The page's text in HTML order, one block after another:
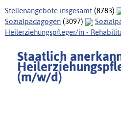
Stellenangebote insgesamt (8783)
Sozialpädagogen (3097)
Heilerziehungspfleger/in -
Staatlich
(m/w/d)